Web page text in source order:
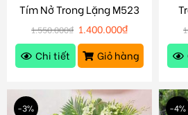
Tím Nở Trong Lặng M523
1.550.000₫ 1.400.000₫
Chi tiết
Giỏ hàng
-3% -4%